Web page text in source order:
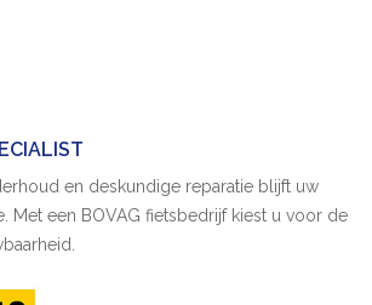
en deskundige reparatie blijft uw
Met een BOVAG fietsbedrijf kiest u voor de